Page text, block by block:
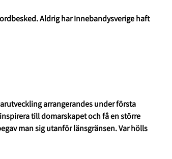
Aldrig har Innebandysverige haft
arrangerandes under första
till domarskapet och få en större
man sig utanför länsgränsen. Var hölls